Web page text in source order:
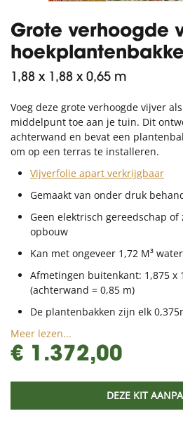
Grote verhoogde
1,88 x 1,88 x 0,65 m
Voeg deze grote verhoogde vijver
middelpunt toe aan je tuin. Dit
achterwand en bevat een
om op een terras te installeren.
Vijverfolie apart verkrijgbaar
Gemaakt van onder druk
Geen elektrisch gereedschap
opbouw
Kan met ongeveer 1,72 M³
Afmetingen buitenkant: 1,875 x
(achterwand = 0,85 m)
De plantenbakken zijn elk
Meer lezen...
€ 1.372,00
DEZE KIT